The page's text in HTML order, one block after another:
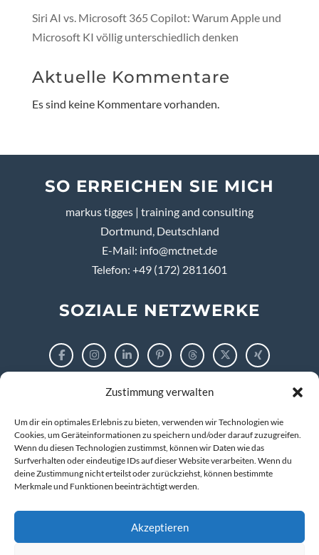
Zustimmung verwalten
Um dir ein optimales Erlebnis zu bieten, verwenden wir Technologien wie
Cookies, um Geräteinformationen zu speichern und/oder darauf zuzugreifen.
Wenn du diesen Technologien zustimmst, können wir Daten wie das
Surfverhalten oder eindeutige IDs auf dieser Website verarbeiten. Wenn du
deine Zustimmung nicht erteilst oder zurückziehst, können bestimmte
Merkmale und Funktionen beeinträchtigt werden.
Akzeptieren
Siri AI vs. Microsoft 365 Copilot: Warum Apple und
Microsoft KI völlig unterschiedlich denken
Aktuelle Kommentare
Es sind keine Kommentare vorhanden.
SO ERREICHEN SIE MICH
markus tigges | training and consulting
Dortmund, Deutschland
E-Mail: info@mctnet.de
Telefon: +49 (172) 2811601
SOZIALE NETZWERKE
Impressum
Datenschutzerklärung